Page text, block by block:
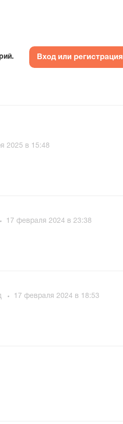
Вход или регистрация
2025 в 15:48
17 февраля 2024 в 23:38
17 февраля 2024 в 18:53